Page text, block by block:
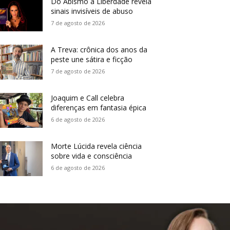
sinais invisíveis de abuso
7 de agosto de 2026
A Treva: crônica dos anos da
peste une sátira e ficção
7 de agosto de 2026
Joaquim e Call celebra
diferenças em fantasia épica
6 de agosto de 2026
Morte Lúcida revela ciência
sobre vida e consciência
6 de agosto de 2026